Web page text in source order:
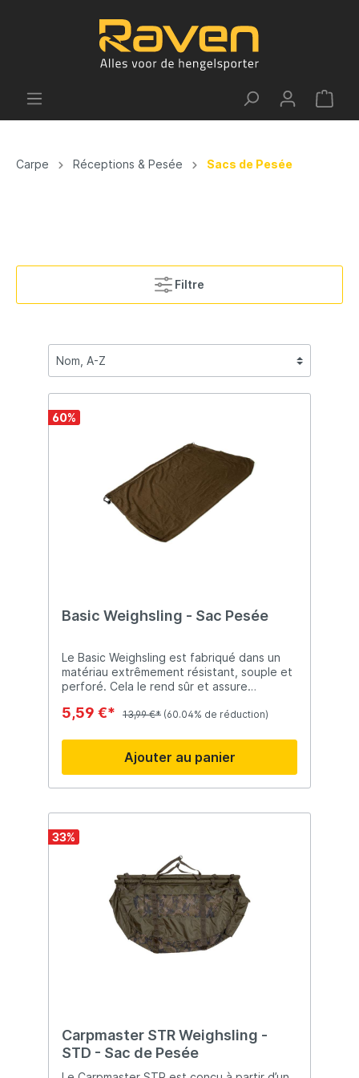
Carpe Réceptions & Pesée Sacs de Pesée
Filtre
60%
Basic Weighsling - Sac Pesée
Le Basic Weighsling est fabriqué dans un
matériau extrêmement résistant, souple et
perforé. Cela le rend sûr et assure
plus, le matériau vert foncé assure que le
5,59 €* 13,99 €* (60.04% de réduction)
Ajouter au panier
33%
Carpmaster STR Weighsling -
STD - Sac de Pesée